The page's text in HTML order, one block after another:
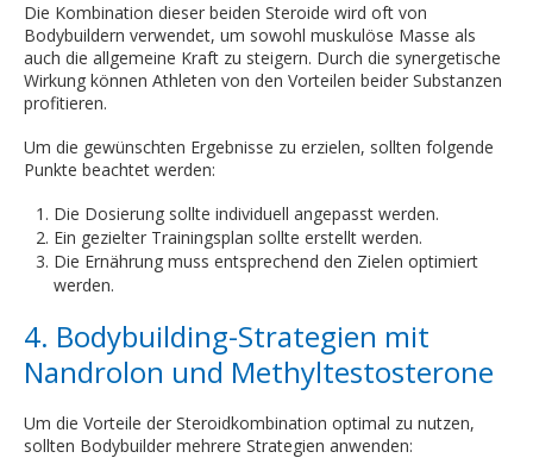
Die Kombination dieser beiden Steroide wird oft von
Bodybuildern verwendet, um sowohl muskulöse Masse als
auch die allgemeine Kraft zu steigern. Durch die synergetische
Wirkung können Athleten von den Vorteilen beider Substanzen
profitieren.
Um die gewünschten Ergebnisse zu erzielen, sollten folgende
Punkte beachtet werden:
Die Dosierung sollte individuell angepasst werden.
Ein gezielter Trainingsplan sollte erstellt werden.
Die Ernährung muss entsprechend den Zielen optimiert
werden.
4. Bodybuilding-Strategien mit
Nandrolon und Methyltestosterone
Um die Vorteile der Steroidkombination optimal zu nutzen,
sollten Bodybuilder mehrere Strategien anwenden: